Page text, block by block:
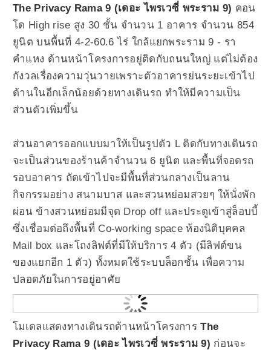
The Privacy Rama 9 (เดอะ ไพรเวซี่ พระราม 9) คอน
โด High rise สูง 30 ชั้น จำนวน 1 อาคาร จำนวน 854
ยูนิต บนพื้นที่ 4-2-60.6 ไร่ ใกล้แยกพระราม 9 - รา
คำแหง ด้านหน้าโครงการอยู่ติดกับถนนใหญ่ แต่ไม่ต้อง
กังวลเรื่องความวุ่นวายเพราะตัวอาคารย่นระยะเข้าไป
ด้านในอีกเล็กน้อยด้วยทางเดินรถ ทำให้มีความเป็น
ส่วนตัวเพิ่มขึ้น
ส่วนอาคารออกแบบมาให้เป็นรูปตัว L ติดกับทางเดินรถ
จะเป็นส่วนของร้านค้าจำนวน 6 ยูนิต และพื้นที่จอดรถ
รอบอาคาร ถัดเข้าไปจะมีพื้นที่ส่วนกลางเป็นลาน
กิจกรรมอย่าง สนามบาส และสวนหย่อมสวยๆ ให้นั่งพัก
ผ่อน ข้างสวนหย่อมมีจุด Drop off และประตูเข้าสู่ล็อบบี้
ซึ่งเชื่อมต่อถึงพื้นที่ Co-working space ห้องนิติบุคคล
Mail box และโถงลิฟต์ที่มีให้บริการ 4 ตัว (มีลิฟต์ขน
ของแยกอีก 1 ตัว) ทั้งหมดใช้ระบบล็อกชั้น เพื่อความ
ปลอดภัยในการอยู่อาศัย
โมเดลแสดงทางเดินรถด้านหน้าโครงการ The
Privacy Rama 9 (เดอะ ไพรเวซี่ พระราม 9) ก่อนจะ